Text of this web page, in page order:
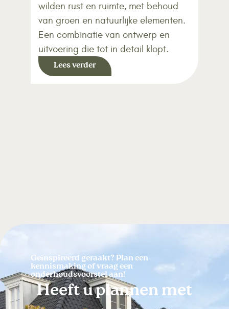
wilden rust en ruimte, met behoud
van groen en natuurlijke elementen.
Een combinatie van ontwerp en
uitvoering die tot in detail klopt.
Lees verder
Geïnspireerd geraakt? Plan een
kennismaking of vraag een
onderhoudsvoorstel aan!
Heeft u plannen met